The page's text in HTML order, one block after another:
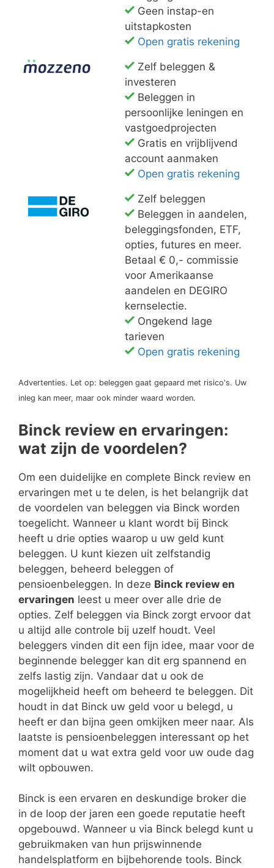
Geen instap-en
uitstapkosten
Open gratis rekening
Zelf beleggen &
investeren
Beleggen in
persoonlijke leningen en
vastgoedprojecten
Gratis en vrijblijvend
account aanmaken
Open gratis rekening
Zelf beleggen
Beleggen in aandelen,
beleggingsfonden, ETF,
opties, futures en meer.
Betaal € 0,- commissie
voor Amerikaanse
aandelen en DEGIRO
kernselectie.
Ongekend lage
tarieven
Open gratis rekening
Advertenties. Let op: beleggen gaat gepaard met risico's. Uw
inleg kan meer, maar ook minder waard worden.
Binck review en ervaringen:
wat zijn de voordelen?
Om een duidelijke en complete Binck review en
ervaringen met u te delen, is het belangrijk dat
de voordelen van beleggen via Binck worden
toegelicht. Wanneer u klant wordt bij Binck
heeft u drie opties waarop u uw geld kunt
beleggen. U kunt kiezen uit zelfstandig
beleggen, beheerd beleggen of
pensioenbeleggen. In deze Binck review en
ervaringen leest u meer over alle drie de
opties. Zelf beleggen via Binck zorgt ervoor dat
u altijd alle controle bij uzelf houdt. Veel
beleggers vinden dit een fijn idee, maar voor de
beginnende belegger kan dit erg spannend en
zelfs lastig zijn. Vandaar dat u ook de
mogelijkheid heeft om beheerd te beleggen. Dit
houdt in dat Binck uw geld voor u belegd, u
heeft er dan bijna geen omkijken meer naar. Als
laatste is pensioenbeleggen interessant op het
moment dat u wat extra geld voor uw oude dag
wilt opbouwen.
Binck is een ervaren en deskundige broker die
in de loop der jaren een goede reputatie heeft
opgebouwd. Wanneer u via Binck belegd kunt u
gebruikmaken van hun prijswinnende
handelsplatform en bijbehorende tools. Binck